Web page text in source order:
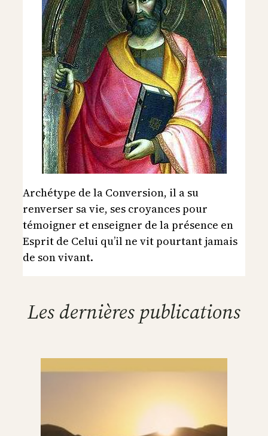
Archétype de la Conversion, il a su
renverser sa vie, ses croyances pour
témoigner et enseigner de la présence en
Esprit de Celui qu’il ne vit pourtant jamais
de son vivant.
Les dernières publications